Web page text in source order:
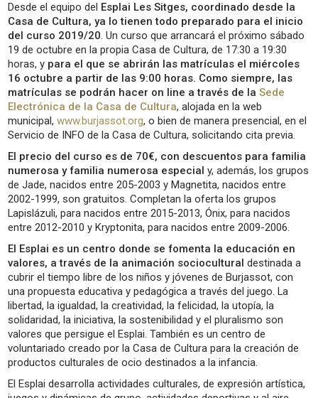
Desde el equipo del Esplai Les Sitges, coordinado desde la
Casa de Cultura, ya lo tienen todo preparado para el inicio
del curso 2019/20. Un curso que arrancará el próximo sábado
19 de octubre en la propia Casa de Cultura, de 17:30 a 19:30
horas, y para el que se abrirán las matrículas el miércoles
16 octubre a partir de las 9:00 horas. Como siempre, las
matrículas se podrán hacer on line a través de laSede
Electrónica de la Casa de Cultura, alojada en la web
municipal,www.burjassot.org, o bien de manera presencial, en el
Servicio de INFO de la Casa de Cultura, solicitando cita previa.
El precio del curso es de 70€, con descuentos para familia
numerosa y familia numerosa especial y, además, los grupos
de Jade, nacidos entre 205-2003 y Magnetita, nacidos entre
2002-1999, son gratuitos. Completan la oferta los grupos
Lapislázuli, para nacidos entre 2015-2013, Ónix, para nacidos
entre 2012-2010 y Kryptonita, para nacidos entre 2009-2006.
El Esplai es un centro donde se fomenta la educación en
valores, a través de la animación sociocultural destinada a
cubrir el tiempo libre de los niños y jóvenes de Burjassot, con
una propuesta educativa y pedagógica a través del juego. La
libertad, la igualdad, la creatividad, la felicidad, la utopía, la
solidaridad, la iniciativa, la sostenibilidad y el pluralismo son
valores que persigue el Esplai. También es un centro de
voluntariado creado por la Casa de Cultura para la creación de
productos culturales de ocio destinados a la infancia.
El Esplai desarrolla actividades culturales, de expresión artística,